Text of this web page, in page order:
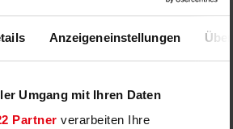
Anzeigeneinstellungen
Umgang mit Ihren Daten
Partner verarbeiten Ihre
AUSGEBUCHT
Premium-Erlebnis
F95 Arena
Profi-Camp
gültig bis zum 30.06.26!